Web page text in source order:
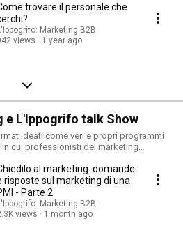
trovare il personale che
Marketing B2B
views
1 year ago
e L'Ippogrifo talk Show
ideati come veri e propri programmi
cui professionisti del marketing
al marketing: domande
risposte sul marketing di una
- Parte 2
Marketing B2B
views
1 month ago